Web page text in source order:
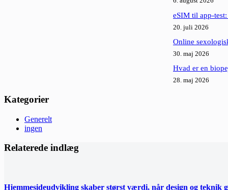
eSIM til app-
20. juli 2026
Online
30. maj 2026
Hvad er en
28. maj 2026
Kategorier
Generelt
ingen
Relaterede indlæg
Hjemmesideudvikling skaber størst værdi, når design og teknik